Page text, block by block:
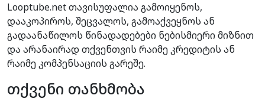
Looptube.net თავისუფალია გამოიყენოს,
დააკოპიროს, შეცვალოს, გამოაქვეყნოს ან
გადაანაწილოს წინადადებები ნებისმიერი მიზნით
და არანაირად თქვენთვის რაიმე კრედიტის ან
რაიმე კომპენსაციის გარეშე.
თქვენი თანხმობა